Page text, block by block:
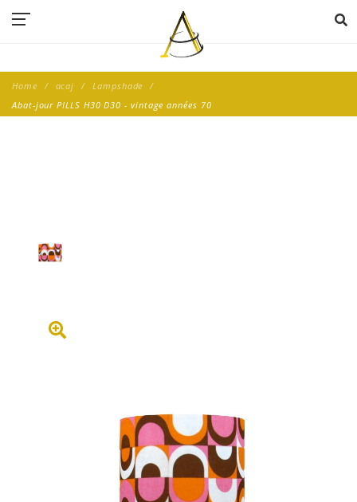
Home acaj
Lampshade
Abat-jour PILLS H30 D30 - vintage années 70